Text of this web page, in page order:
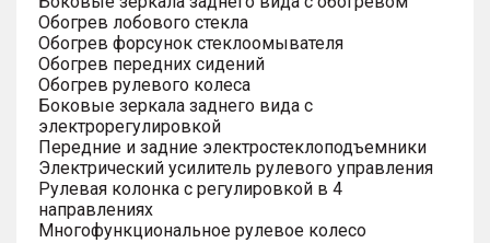
Обогрев лобового стекла
Обогрев форсунок стеклоомывателя
Обогрев передних сидений
Обогрев рулевого колеса
Боковые зеркала заднего вида с
электрорегулировкой
Передние и задние электростеклоподъемники
Электрический усилитель рулевого управления
Рулевая колонка с регулировкой в 4
направлениях
Многофункциональное рулевое колесо